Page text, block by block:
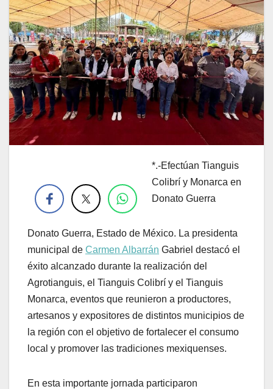
*.-Efectúan Tianguis
Colibrí y Monarca en
Donato Guerra
Donato Guerra, Estado de México. La presidenta
municipal de Carmen Albarrán Gabriel destacó el
éxito alcanzado durante la realización del
Agrotianguis, el Tianguis Colibrí y el Tianguis
Monarca, eventos que reunieron a productores,
artesanos y expositores de distintos municipios de
la región con el objetivo de fortalecer el consumo
local y promover las tradiciones mexiquenses.
En esta importante jornada participaron